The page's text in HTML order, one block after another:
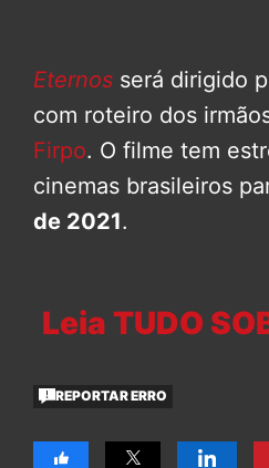
Eternos será dirigido
com roteiro dos
Firpo. O filme tem
cinemas brasileiros
de 2021.
Leia TUDO
REPORTAR ERRO